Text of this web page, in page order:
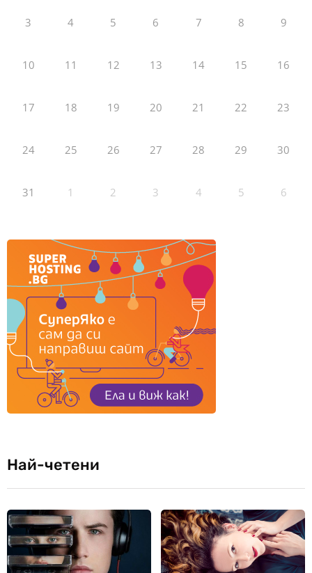
3 4 5 6 7 8 9
10 11 12 13 14 15 16
17 18 19 20 21 22 23
24 25 26 27 28 29 30
31 1 2 3 4 5 6
Най-четени